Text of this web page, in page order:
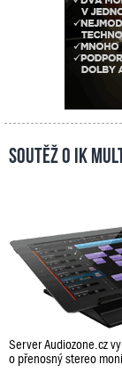
Soutěž o IK
Server Audiozone.cz
o přenosný stereo